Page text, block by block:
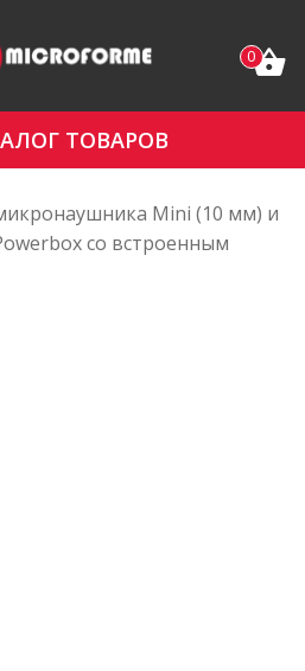
0
ТОВАРОВ
Mini (10 мм) и
со встроенным